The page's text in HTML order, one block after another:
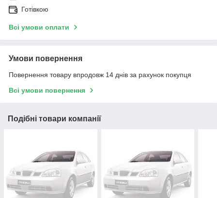
Готівкою
Всі умови оплати
Умови повернення
Повернення товару впродовж 14 днів за рахунок покупця
Всі умови повернення
Подібні товари компанії